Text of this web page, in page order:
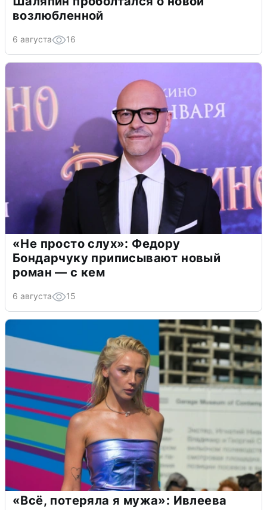
возлюбленной
6 августа 16
«Не просто слух»: Федору
Бондарчуку приписывают новый
роман — с кем
6 августа 15
«Всё, потеряла я мужа»: Ивлеева